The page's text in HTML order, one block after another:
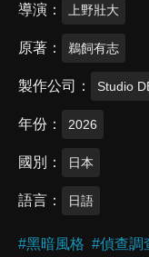
導演 上野壯大
原著 鵜飼有志
製作公司 Studio
年份 2026
國別 日本
語言 日語
#黑暗風格 #偵查調